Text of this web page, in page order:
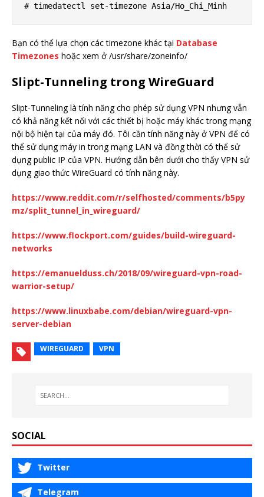
Bạn có thể lựa chọn các timezone khác tại Database
Timezones hoặc xem ở /usr/share/zoneinfo/
Slipt-Tunneling trong WireGuard
Slipt-Tunneling là tính năng cho phép sử dụng VPN nhưng vẫn
có khả năng kết nối với các thiết bị hoặc máy khác trong mạng
nội bộ hiện tại của máy đó. Tôi cần tính năng này ở VPN để có
thể sử dụng máy in trong mạng LAN và đồng thời có thể sử
dụng public IP của VPN. Hướng dẫn bên dưới cho thấy VPN sử
dụng giao thức WireGuard có tính năng này.
https://www.reddit.com/r/selfhosted/comments/b5py
mz/split_tunnel_in_wireguard/
https://www.flockport.com/guides/build-wireguard-
networks
https://emanuelduss.ch/2018/09/wireguard-vpn-road-
warrior-setup/
https://www.linuxbabe.com/debian/wireguard-vpn-
server-debian
WIREGUARD VPN
SOCIAL
Twitter
Telegram